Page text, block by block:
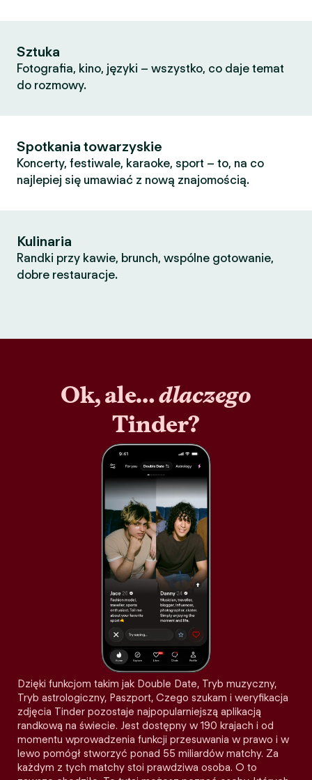
Sztuka
Fotografia, kino, języki – wszystko, co daje temat
do rozmowy.
Spotkania towarzyskie
Koncerty, festiwale, karaoke, sport – to, na co
najlepiej się umawiać z nową znajomością.
Kulinaria
Randki przy kawie, brunch, wspólne gotowanie,
dobre restauracje.
Ok, ale…dlaczego
Tinder?
Dzięki funkcjom takim jak Double Date, Tryb muzyczny,
Tryb astrologiczny, Paszport, Czego szukam i weryfikacja
zdjęcia Tinder pozostaje najpopularniejszą aplikacją
randkową na świecie. Jest dostępny w 190 krajach i od
momentu wprowadzenia funkcji przesuwania w prawo i w
lewo pomógł stworzyć ponad 55 miliardów matchy. Za
każdym z tych matchy stoi prawdziwa osoba. O to